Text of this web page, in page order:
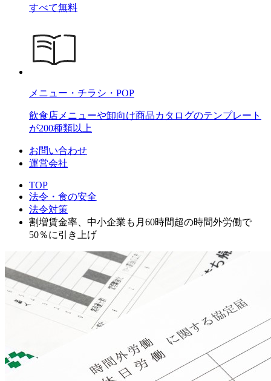
すべて無料
メニュー・チラシ・POP
飲食店メニューや卸向け商品カタログのテンプレート
が200種類以上
お問い合わせ
運営会社
TOP
法令・食の安全
法令対策
割増賃金率、中小企業も月60時間超の時間外労働で
50％に引き上げ